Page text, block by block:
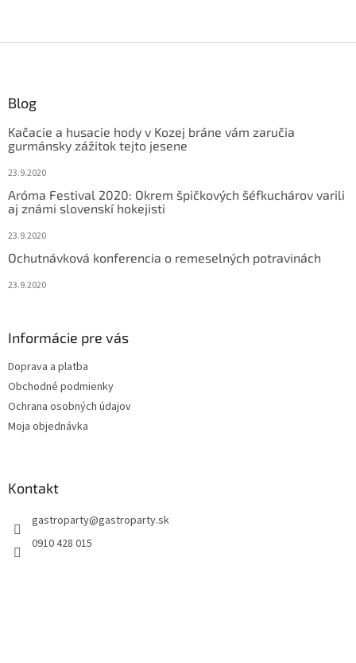
Blog
Kačacie a husacie hody v Kozej bráne vám zaručia
gurmánsky zážitok tejto jesene
23.9.2020
Aróma Festival 2020: Okrem špičkových šéfkuchárov varili
aj známi slovenskí hokejisti
23.9.2020
Ochutnávková konferencia o remeselných potravinách
23.9.2020
Informácie pre vás
Doprava a platba
Obchodné podmienky
Ochrana osobných údajov
Moja objednávka
Kontakt
gastroparty@gastroparty.sk
0910 428 015